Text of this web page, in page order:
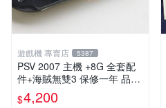
遊戲機 專賣店 5387
PSV 2007 主機 +8G 全套配
件+海賊無雙3 保修一年 品質
有保障
$4,200